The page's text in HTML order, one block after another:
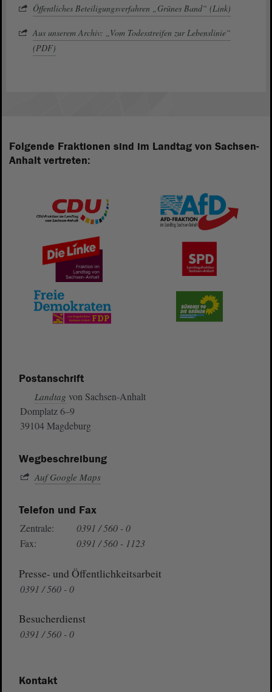
Öffentliches Beteiligungsverfahren „Grünes Band“ (Link)
Aus unserem Archiv: „Vom Todesstreifen zur Lebenslinie“
(PDF)
Folgende Fraktionen sind im Landtag von Sachsen-
Anhalt vertreten:
Postanschrift
Landtag von Sachsen-Anhalt
Domplatz 6–9
39104 Magdeburg
Wegbeschreibung
Auf Google Maps
Telefon und Fax
Zentrale:
0391 / 560 - 0
Fax:
0391 / 560 - 1123
Presse- und Öffentlichkeitsarbeit
0391 / 560 - 0
Besucherdienst
0391 / 560 - 0
Kontakt